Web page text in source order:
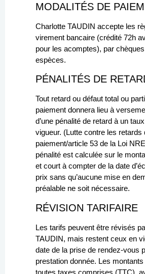
MODALITÉS DE
Charlotte TAUDIN accepte les
virement bancaire (crédité 72h
pour les acomptes), par
espèces.
PÉNALITÉS DE
Tout retard ou défaut total ou
paiement donnera lieu à
d’une pénalité de retard à un
vigueur. (Lutte contre les retards
paiement/article 53 de la Loi
pénalité est calculée sur le
et court à compter de la date
prix sans qu’aucune mise en
préalable ne soit nécessaire.
RÉVISION TARIFAIRE
Les tarifs peuvent être révisés
TAUDIN, mais restent ceux en
date de la prise de rendez-vous
prestation donnée. Les
toutes taxes comprises (TTC),